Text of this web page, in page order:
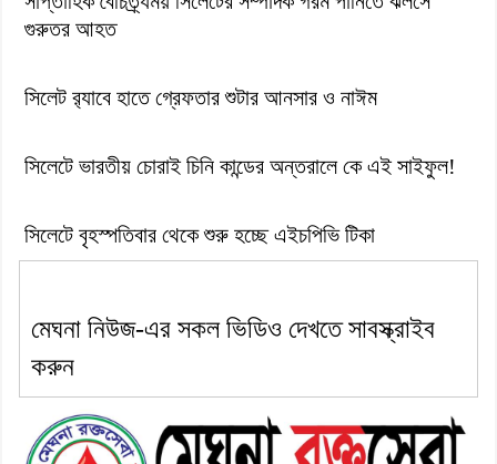
গুরুতর আহত
সিলেট র‌্যাবে হাতে গ্রেফতার শুটার আনসার ও নাঈম
সিলেটে ভারতীয় চোরাই চিনি কান্ডের অন্তরালে কে এই সাইফুল!
সিলেটে বৃহস্পতিবার থেকে শুরু হচ্ছে এইচপিভি টিকা
মেঘনা নিউজ-এর সকল ভিডিও দেখতে সাবস্ক্রাইব
করুন